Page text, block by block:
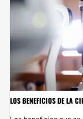
LOS BENEFICIOS DE LA